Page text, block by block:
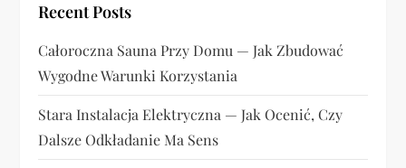
i
s
u
Recent Posts
Całoroczna Sauna Przy Domu — Jak Zbudować
Wygodne Warunki Korzystania
Stara Instalacja Elektryczna — Jak Ocenić, Czy
Dalsze Odkładanie Ma Sens